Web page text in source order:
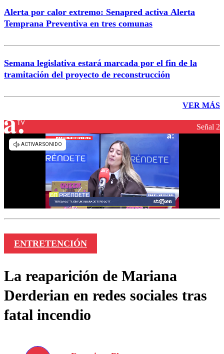
Alerta por calor extremo: Senapred activa Alerta
Temprana Preventiva en tres comunas
Semana legislativa estará marcada por el fin de la
tramitación del proyecto de reconstrucción
VER MÁS
Señal 2
ENTRETENCIÓN
La reaparición de Mariana
Derderian en redes sociales tras
fatal incendio